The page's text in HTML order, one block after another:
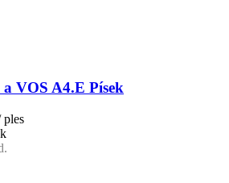
VOS A4.E Písek
ples